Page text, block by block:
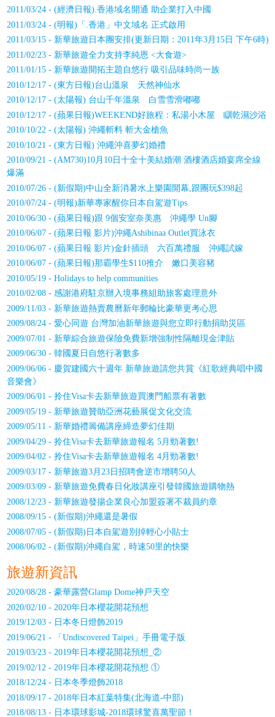
2011/03/24 - (經濟日報).香港域名開通 助企業打入中國
2011/03/24 - (明報)「.香港」中文域名 正式啟用
2011/03/15 - 新華旅遊日本團安排(更新日期：2011年3月15日 下午6時)
2011/02/23 - 新華旅遊全力支持李純恩 <大食遊>
2011/01/15 - 新華旅遊開拓主題自悠行 吸引品味時尚一族
2010/12/17 - (東方日報)台山溫泉 天然神仙水
2010/12/17 - (太陽報) 台山千年溫泉 白雪雪滑嘟嘟
2010/12/17 - (蘋果日報)WEEKEND好旅程：私湯小木屋 瞓乾濕沙浴
2010/10/22 - (太陽報) 沖繩斬料 斬大金槍魚
2010/10/21 - (東方日報) 沖繩沖喜夢幻婚禮
2010/09/21 - (AM730)10月10日十全十美結婚潮 酒樓酒店婚宴席全線
爆滿
2010/07/26 - (新假期)中山全新消暑水上樂園開幕,跟團玩$398起
2010/07/24 - (明報)新華專家醒你日本自駕遊Tips
2010/06/30 - (蘋果日報)跟 9個安室奈美惠 沖繩學 Un腳
2010/06/07 - (蘋果日報 影片)沖繩Ashibinaa Outlet買泳衣
2010/06/07 - (蘋果日報 影片)金針插頭 六百萬禮服 沖繩試嫁
2010/06/07 - (蘋果日報)那霸學生$110推介 嫩口美容豬
2010/05/19 - Holidays to help communities
2010/02/08 - 感謝港府駐京辦入境事務組助旅客處理意外
2009/11/03 - 新華旅遊熱賣農曆新年郵輪比豪華更考心思
2009/08/24 - 愛心同遊 台灣加油新華旅遊與您立即行動捐助災區
2009/07/01 - 新華綜合旅遊保險免費新增強制性隔離現金津貼
2009/06/30 - 韓國夏日自悠行著數多
2009/06/06 - 慶賀建國六十週年 新華旅遊請您共賞《紅歌經典唱中國
音樂會》
2009/06/01 - 拎住Visa卡去新華旅遊買澳門船票有著數
2009/05/19 - 新華旅遊贊助亞洲花藝展促文化交流
2009/05/11 - 新華婚禮籌備講座締造夢幻佳期
2009/04/29 - 拎住Visa卡去新華旅遊報名 5月勁著數!
2009/04/02 - 拎住Visa卡去新華旅遊報名 4月勁著數!
2009/03/17 - 新華旅遊3月23日招聘會逆市增聘50人
2009/03/09 - 新華旅遊免費春日化妝講座引發韓國旅遊購物熱
2008/12/23 - 新華旅遊發揚企業良心加盟簽署不裁員約章
2008/09/15 - (新假期)沖繩還是暑假
2008/07/05 - (新假期)日本自駕遊別掉輕心小貼士
2008/06/02 - (新假期)沖繩自駕，時速50里的快樂
旅遊新資訊
2020/08/28 - 豪華露營Glamp Dome神戸天空
2020/02/10 - 2020年日本櫻花開花預想
2019/12/03 - 日本冬日燈飾2019
2019/06/21 - 「Undiscovered Taipei」手冊電子版
2019/03/23 - 2019年日本櫻花開花預想_②
2019/02/12 - 2019年日本櫻花開花預想 ①
2018/12/24 - 日本冬季燈飾2018
2018/09/17 - 2018年日本紅葉特集(北海道-中部)
2018/08/13 - 日本環球影城-2018環球驚喜萬聖節！